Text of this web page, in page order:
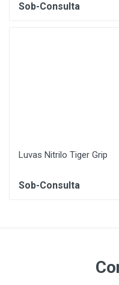
Sob-Consulta
Luvas Nitrilo Tiger Grip
Sob-Consulta